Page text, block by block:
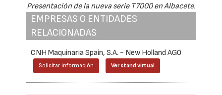
Presentación de la nueva serie T7000 en Albacete.
EMPRESAS O ENTIDADES
RELACIONADAS
CNH Maquinaria Spain, S.A. - New Holland AG0
Solicitar información Ver stand virtual